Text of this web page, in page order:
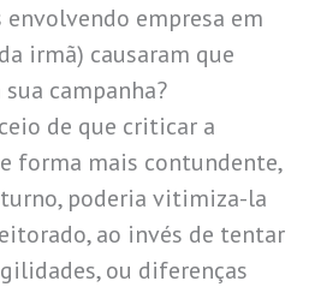
envolvendo empresa em
irmã) causaram que
sua campanha?
de que criticar a
forma mais contundente,
poderia vitimiza-la
ao invés de tentar
ou diferenças